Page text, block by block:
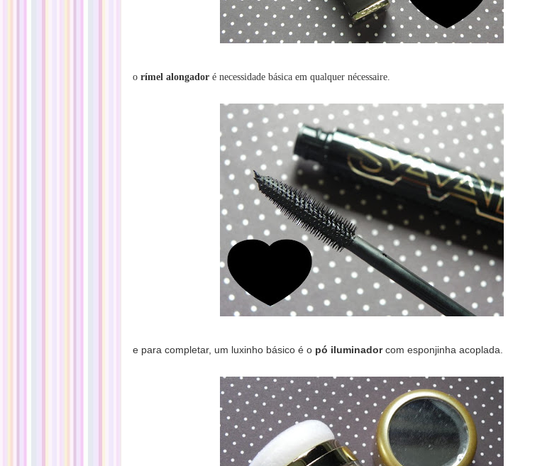
o rímel alongador é necessidade básica em qualquer nécessaire.
e para completar, um luxinho básico é o pó iluminadorcom esponjinha acoplada.